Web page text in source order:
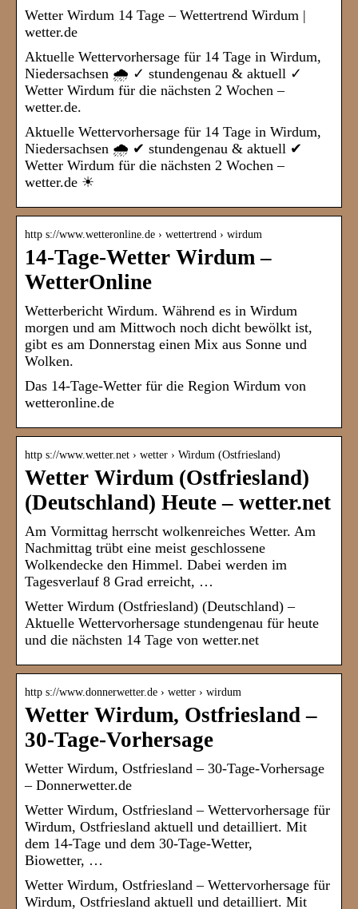
Wetter Wirdum 14 Tage – Wettertrend Wirdum |
wetter.de
Aktuelle Wettervorhersage für 14 Tage in Wirdum,
Niedersachsen 🌧️ ✓ stundengenau & aktuell ✓
Wetter Wirdum für die nächsten 2 Wochen –
wetter.de.
Aktuelle Wettervorhersage für 14 Tage in Wirdum,
Niedersachsen 🌧️ ✔ stundengenau & aktuell ✔
Wetter Wirdum für die nächsten 2 Wochen –
wetter.de ☀
http s://www.wetteronline.de › wettertrend › wirdum
14-Tage-Wetter Wirdum –
WetterOnline
Wetterbericht Wirdum. Während es in Wirdum
morgen und am Mittwoch noch dicht bewölkt ist,
gibt es am Donnerstag einen Mix aus Sonne und
Wolken.
Das 14-Tage-Wetter für die Region Wirdum von
wetteronline.de
http s://www.wetter.net › wetter › Wirdum (Ostfriesland)
Wetter Wirdum (Ostfriesland)
(Deutschland) Heute – wetter.net
Am Vormittag herrscht wolkenreiches Wetter. Am
Nachmittag trübt eine meist geschlossene
Wolkendecke den Himmel. Dabei werden im
Tagesverlauf 8 Grad erreicht, …
Wetter Wirdum (Ostfriesland) (Deutschland) –
Aktuelle Wettervorhersage stundengenau für heute
und die nächsten 14 Tage von wetter.net
http s://www.donnerwetter.de › wetter › wirdum
Wetter Wirdum, Ostfriesland –
30-Tage-Vorhersage
Wetter Wirdum, Ostfriesland – 30-Tage-Vorhersage
– Donnerwetter.de
Wetter Wirdum, Ostfriesland – Wettervorhersage für
Wirdum, Ostfriesland aktuell und detailliert. Mit
dem 14-Tage und dem 30-Tage-Wetter,
Biowetter, …
Wetter Wirdum, Ostfriesland – Wettervorhersage für
Wirdum, Ostfriesland aktuell und detailliert. Mit